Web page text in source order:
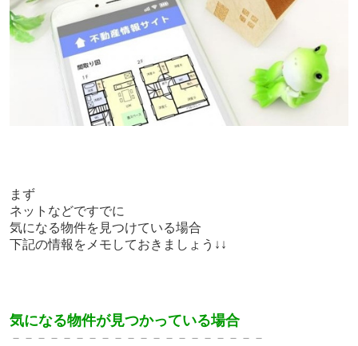
まず
ネットなどですでに
気になる物件を見つけている場合
下記の情報をメモしておきましょう↓↓
気になる物件が見つかっている場合
－－－－－－－－－－－－－－－－－－－－